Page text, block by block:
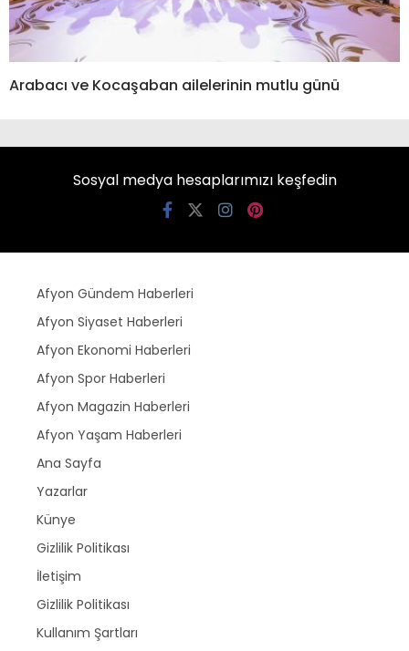
Arabacı ve Kocaşaban ailelerinin mutlu günü
Sosyal medya hesaplarımızı keşfedin
Afyon Gündem Haberleri
Afyon Siyaset Haberleri
Afyon Ekonomi Haberleri
Afyon Spor Haberleri
Afyon Magazin Haberleri
Afyon Yaşam Haberleri
Ana Sayfa
Yazarlar
Künye
Gizlilik Politikası
İletişim
Gizlilik Politikası
Kullanım Şartları